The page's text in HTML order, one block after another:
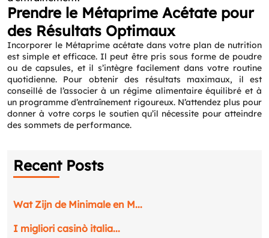
Prendre le Métaprime Acétate pour
des Résultats Optimaux
Incorporer le Métaprime acétate dans votre plan de nutrition
est simple et efficace. Il peut être pris sous forme de poudre
ou de capsules, et il s’intègre facilement dans votre routine
quotidienne. Pour obtenir des résultats maximaux, il est
conseillé de l’associer à un régime alimentaire équilibré et à
un programme d’entraînement rigoureux. N’attendez plus pour
donner à votre corps le soutien qu’il nécessite pour atteindre
des sommets de performance.
Recent Posts
Wat Zijn de Minimale en M...
I migliori casinò italia...